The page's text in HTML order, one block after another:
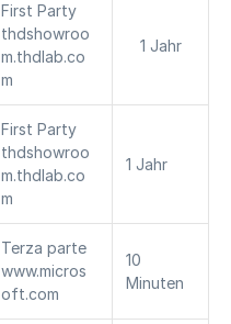
First Party
thdshowroo
m.thdlab.co
m
1 Jahr
First Party
thdshowroo
m.thdlab.co
m
1 Jahr
Terza parte
www.micros
oft.com
10
Minuten